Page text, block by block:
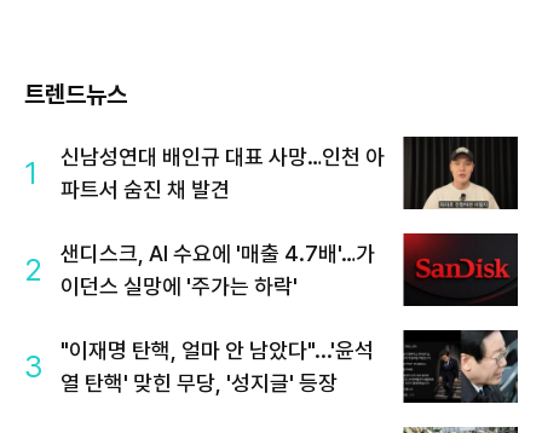
트렌드뉴스
1
신남성연대 배인규 대표 사망…인천 아
파트서 숨진 채 발견
2
샌디스크, AI 수요에 '매출 4.7배'…가
이던스 실망에 '주가는 하락'
3
"이재명 탄핵, 얼마 안 남았다"...'윤석
열 탄핵' 맞힌 무당, '성지글' 등장